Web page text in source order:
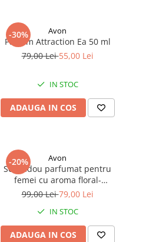
-30% Avon
Parfum Attraction Ea 50 ml
79,00 Lei55,00 Lei
IN STOC
ADAUGA IN COS
-20% Avon
Set cadou parfumat pentru
femei cu aroma floral-
lemnoasa si accente de mosc,
de corp 125 ml si spray de
corp 100 ml, ideal pentru
cadou elegant
99,00 Lei79,00 Lei
IN STOC
ADAUGA IN COS